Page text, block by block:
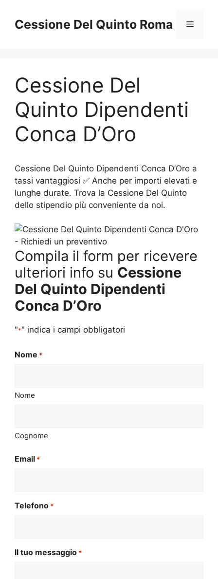
contenuto
Cessione Del Quinto Roma Menu
Cessione Del
Quinto Dipendenti
Conca D’Oro
Cessione Del Quinto Dipendenti Conca D’Oro a
tassi vantaggiosi ✅ Anche per importi elevati e
lunghe durate. Trova la Cessione Del Quinto
dello stipendio più conveniente da noi.
Compila il form per ricevere
ulteriori info su Cessione
Del Quinto Dipendenti
Conca D’Oro
"*" indica i campi obbligatori
Nome *
Nome
Cognome
Email *
Telefono *
Il tuo messaggio *